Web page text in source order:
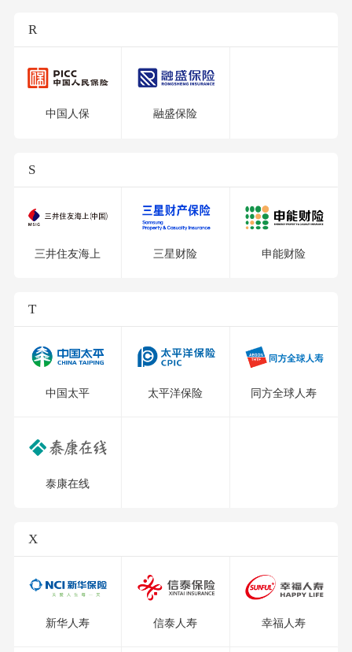
R
中国人保 融盛保险
S
三井住友海上 三星财险 申能财险
T
中国太平 太平洋保险 同方全球人寿
泰康在线
X
新华人寿 信泰人寿 幸福人寿